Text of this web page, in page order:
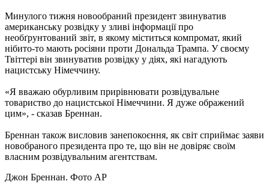
Минулого тижня новообраний президент звинуватив
американську розвідку у зливі інформації про
необґрунтований звіт, в якому міститься компромат, який
нібито-то мають росіяни проти Дональда Трампа. У своєму
Твіттері він звинуватив розвідку у діях, які нагадують
нацистську Німеччину.
«Я вважаю обурливим прирівнювати розвідувальне
товариство до нацистської Німеччини. Я дуже ображений
цим», - сказав Бреннан.
Бреннан також висловив занепокоєння, як світ сприймає заяви
новобраного президента про те, що він не довіряє своїм
власним розвідувальним агентствам.
Джон Бреннан. Фото АР